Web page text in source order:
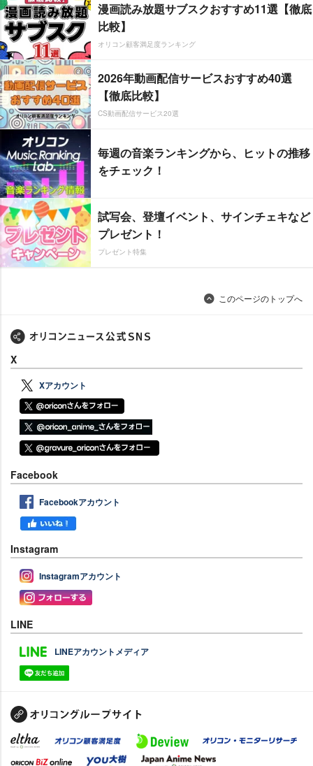
漫画読み放題サブスクおすすめ11選【徹底
比較】
オリコン顧客満足度ランキング
2026年動画配信サービスおすすめ40選
【徹底比較】
CS動画配信サービス20選
毎週の音楽ランキングから、ヒットの推移
をチェック！
試写会、登壇イベント、サインチェキなど
プレゼント！
プレゼント特集
このページのトップへ
X
Xアカウント
Facebook
Facebookアカウント
Instagram
Instagramアカウント
LINE
LINEアカウントメディア